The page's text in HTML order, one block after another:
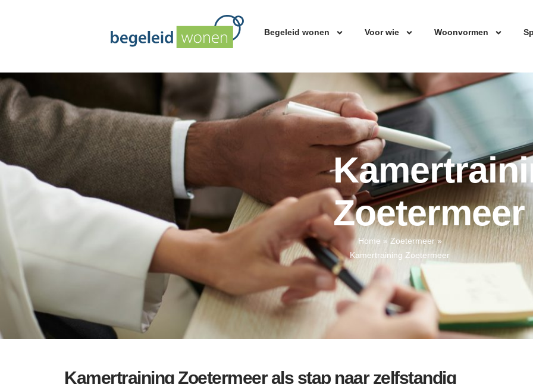
Begeleid wonen Voor wie Woonvormen
Zoetermeer
Home » Zoetermeer»
Kamertraining Zoetermeer
Kamertraining Zoetermeer als stap naar zelfstandig